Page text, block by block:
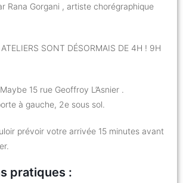
Rana Gorgani , artiste chorégraphique
SONT DÉSORMAIS DE 4H ! 9H
15 rue Geoffroy L’Asnier .
à gauche, 2e sous sol.
prévoir votre arrivée 15 minutes avant
pratiques :